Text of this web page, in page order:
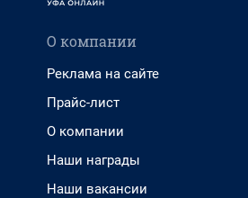
О компании
Реклама на сайте
Прайс-лист
О компании
Наши награды
Наши вакансии